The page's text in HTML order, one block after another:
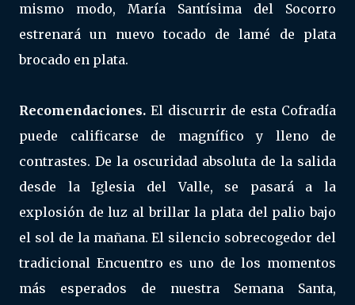
mismo modo, María Santísima del Socorro
estrenará un nuevo tocado de lamé de plata
brocado en plata.
Recomendaciones. El discurrir de esta Cofradía
puede calificarse de magnífico y lleno de
contrastes. De la oscuridad absoluta de la salida
desde la Iglesia del Valle, se pasará a la
explosión de luz al brillar la plata del palio bajo
el sol de la mañana. El silencio sobrecogedor del
tradicional Encuentro es uno de los momentos
más esperados de nuestra Semana Santa,